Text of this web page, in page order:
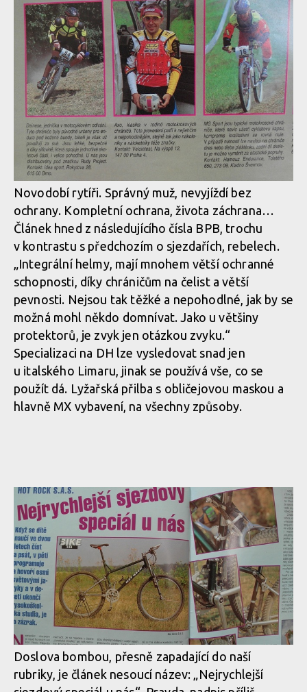
Novodobí rytíři. Správný muž, nevyjíždí bez
ochrany. Kompletní ochrana, života záchrana…
Článek hned z následujícího čísla BPB, trochu
v kontrastu s předchozím o sjezdařích, rebelech.
„Integrální helmy, mají mnohem větší ochranné
schopnosti, díky chráničům na čelist a větší
pevnosti. Nejsou tak těžké a nepohodlné, jak by se
možná mohl někdo domnívat. Jako u většiny
protektorů, je zvyk jen otázkou zvyku.“
Specializaci na DH lze vysledovat snad jen
u italského Limaru, jinak se používá vše, co se
použít dá. Lyžařská přilba s obličejovou maskou a
hlavně MX vybavení, na všechny způsoby.
Doslova bombou, přesně zapadající do naší
rubriky, je článek nesoucí název: „Nejrychlejší